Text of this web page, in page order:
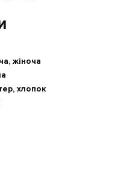
жіноча
хлопок